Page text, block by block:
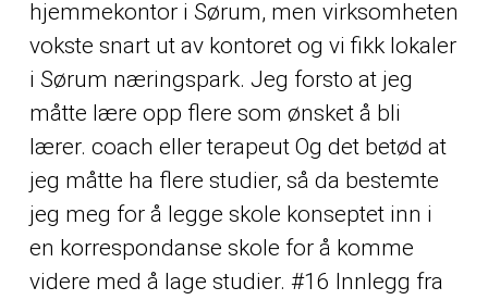
hjemmekontor i Sørum, men virksomheten
vokste snart ut av kontoret og vi fikk lokaler
i Sørum næringspark. Jeg forsto at jeg
måtte lære opp flere som ønsket å bli
lærer. coach eller terapeut Og det betød at
jeg måtte ha flere studier, så da bestemte
jeg meg for å legge skole konseptet inn i
en korrespondanse skole for å komme
videre med å lage studier. #16 Innlegg fra